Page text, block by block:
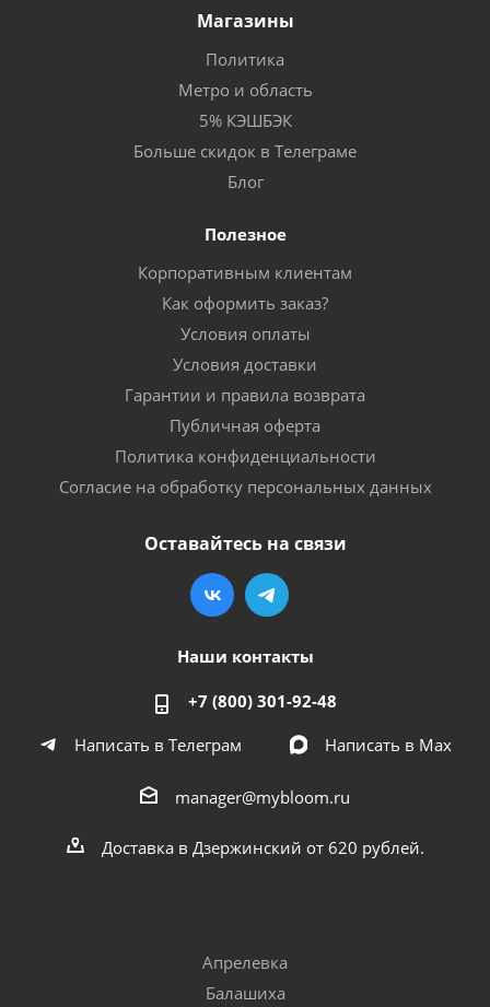
Магазины
Политика
Метро и область
5% КЭШБЭК
Больше скидок в Телеграме
Блог
Полезное
Корпоративным клиентам
Как оформить заказ?
Условия оплаты
Условия доставки
Гарантии и правила возврата
Публичная оферта
Политика конфиденциальности
Согласие на обработку персональных данных
Оставайтесь на связи
Наши контакты
+7 (800) 301-92-48
Написать в Телеграм
Написать в Мах
manager@mybloom.ru
Доставка в Дзержинский от 620 рублей.
Апрелевка
Балашиха